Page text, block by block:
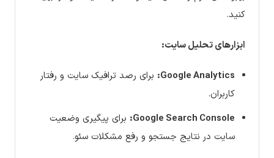
کنید.
ابزارهای تحلیل سایت:
Google Analytics: برای رصد ترافیک سایت و رفتار
کاربران.
Google Search Console: برای پیگیری وضعیت
سایت در نتایج جستجو و رفع مشکلات سئو.